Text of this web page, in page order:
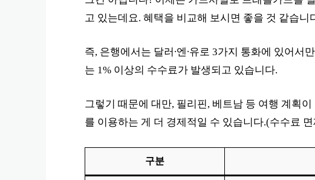
고 있는데요. 혜택을 비교해 보시면 좋을 것 같습니
즉, 은행에서는 달러∙엔∙유로 3가지 통화에 있어서
는 1% 이상의 수수료가 발생되고 있습니다.
그렇기 때문에 대만, 필리핀, 베트남 등 여행 계획
를 이용하는 게 더 경제적일 수 있습니다.(수수료
구분